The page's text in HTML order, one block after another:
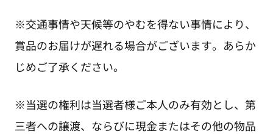
※交通事情や天候等のやむを得ない事情により、
賞品のお届けが遅れる場合がございます。あらか
じめご了承ください。
※当選の権利は当選者様ご本人のみ有効とし、第
三者への譲渡、ならびに現金またはその他の物品